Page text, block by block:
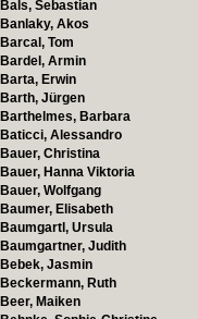
Bals, Sebastian
Banlaky, Akos
Barcal, Tom
Bardel, Armin
Barta, Erwin
Barth, Jürgen
Barthelmes, Barbara
Baticci, Alessandro
Bauer, Christina
Bauer, Hanna Viktoria
Bauer, Wolfgang
Baumer, Elisabeth
Baumgartl, Ursula
Baumgartner, Judith
Bebek, Jasmin
Beckermann, Ruth
Beer, Maiken